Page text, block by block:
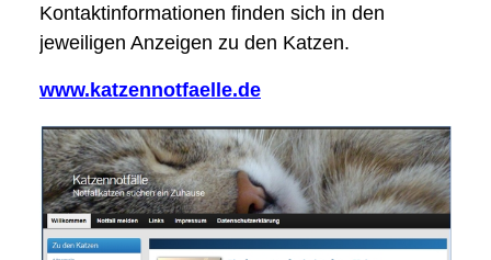
Kontaktinformationen finden sich in den
jeweiligen Anzeigen zu den Katzen.
www.katzennotfaelle.de